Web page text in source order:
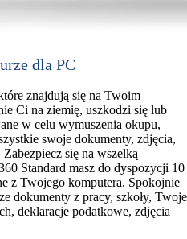
dla PC
znajdują się na Twoim
Ci na ziemię, uszkodzi się lub
w celu wymuszenia okupu,
swoje dokumenty, zdjęcia,
się na wszelką
Standard masz do dyspozycji 10
z Twojego komputera. Spokojnie
dokumenty z pracy, szkoły, Twoje
deklaracje podatkowe, zdjęcia